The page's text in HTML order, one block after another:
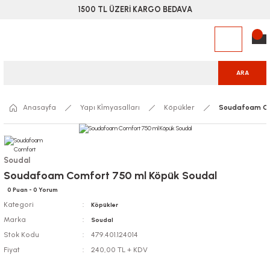
1500 TL ÜZERİ KARGO BEDAVA
ARA
Anasayfa Yapı Ki̇myasalları Köpükler Soudafoam
Soudal
Soudafoam Comfort 750 ml Köpük Soudal
0 Puan - 0 Yorum
Kategori Köpükler
Marka Soudal
Stok Kodu
479.401.124014
Fiyat
240,00 TL + KDV